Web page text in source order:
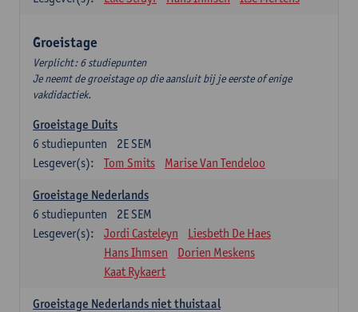
Groeistage
Verplicht: 6 studiepunten
Je neemt de groeistage op die aansluit bij je eerste of enige
vakdidactiek.
Groeistage Duits
2E SEM
6 studiepunten
Lesgever(s):
Tom Smits Marise Van Tendeloo
Groeistage Nederlands
2E SEM
6 studiepunten
Lesgever(s):
Jordi Casteleyn
Liesbeth De Haes
Hans Ihmsen
Dorien Meskens
Kaat Rykaert
Groeistage Nederlands niet thuistaal